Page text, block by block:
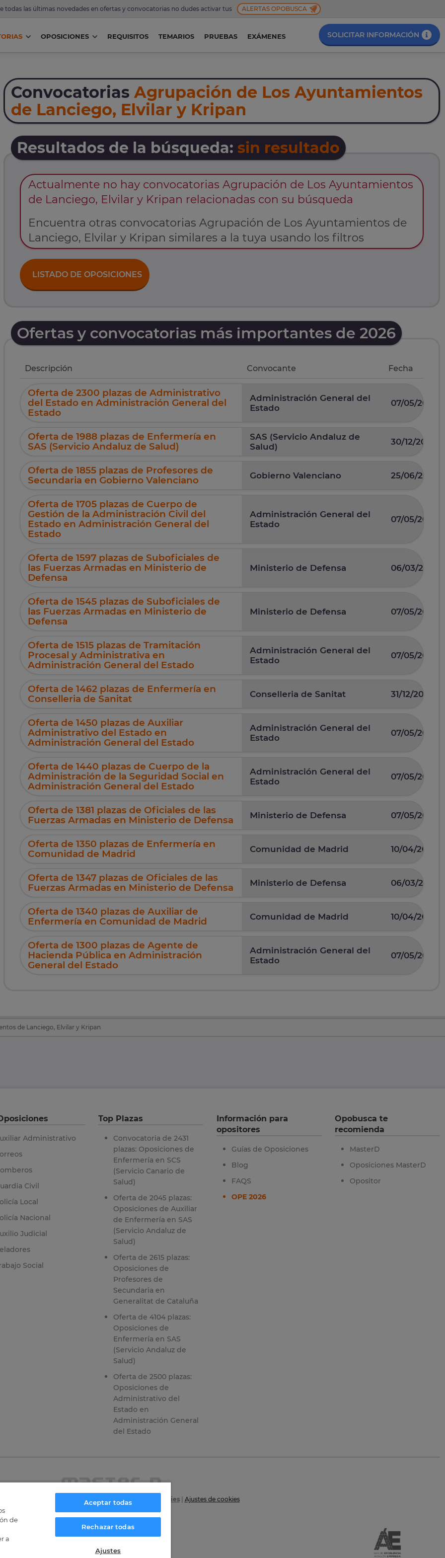
todas las últimas novedades en ofertas y convocatorias no dudes activar tus ALERTAS OPOBUSCA
OPOSICIONES REQUISITOS TEMARIOS PRUEBAS EXÁMENES SOLICITAR INFORMACIÓN
Convocatorias Agrupación de Los Ayuntamientos
de Lanciego, Elvilar y Kripan
Resultados de la búsqueda: sin resultado
Actualmente no hay convocatorias Agrupación de Los Ayuntamientos
de Lanciego, Elvilar y Kripan relacionadas con su búsqueda
Encuentra otras convocatorias Agrupación de Los Ayuntamientos de
Lanciego, Elvilar y Kripan similares a la tuya usando los filtros
LISTADO DE OPOSICIONES
Ofertas y convocatorias más importantes de 2026
Descripción Convocante Fecha
Oferta de 2300 plazas de Administrativo
del Estado en Administración General del
Estado
Administración General del
Estado
07/05/2026
Oferta de 1988 plazas de Enfermería en
SAS (Servicio Andaluz de Salud)
SAS (Servicio Andaluz de
Salud)
30/12/2025
Oferta de 1855 plazas de Profesores de
Secundaria en Gobierno Valenciano
Gobierno Valenciano 25/06/2026
Oferta de 1705 plazas de Cuerpo de
Gestión de la Administración Civil del
Estado en Administración General del
Estado
Administración General del
Estado
07/05/2026
Oferta de 1597 plazas de Suboficiales de
las Fuerzas Armadas en Ministerio de
Defensa
Ministerio de Defensa 06/03/2026
Oferta de 1545 plazas de Suboficiales de
las Fuerzas Armadas en Ministerio de
Defensa
Ministerio de Defensa 07/05/2025
Oferta de 1515 plazas de Tramitación
Procesal y Administrativa en
Administración General del Estado
Administración General del
Estado
07/05/2026
Oferta de 1462 plazas de Enfermería en
Conselleria de Sanitat
Conselleria de Sanitat 31/12/2025
Oferta de 1450 plazas de Auxiliar
Administrativo del Estado en
Administración General del Estado
Administración General del
Estado
07/05/2026
Oferta de 1440 plazas de Cuerpo de la
Administración de la Seguridad Social en
Administración General del Estado
Administración General del
Estado
07/05/2026
Oferta de 1381 plazas de Oficiales de las
Fuerzas Armadas en Ministerio de Defensa
Ministerio de Defensa 07/05/2025
Oferta de 1350 plazas de Enfermería en
Comunidad de Madrid
Comunidad de Madrid 10/04/2025
Oferta de 1347 plazas de Oficiales de las
Fuerzas Armadas en Ministerio de Defensa
Ministerio de Defensa 06/03/2026
Oferta de 1340 plazas de Auxiliar de
Enfermería en Comunidad de Madrid
Comunidad de Madrid 10/04/2025
Oferta de 1300 plazas de Agente de
Hacienda Pública en Administración
General del Estado
Administración General del
Estado
07/05/2026
de Lanciego, Elvilar y Kripan
Administrativo
Civil
Local
Nacional
Judicial
Social
Top Plazas
Convocatoria de 2431
plazas: Oposiciones de
Enfermería en SCS
(Servicio Canario de
Salud)
Oferta de 2045 plazas:
Oposiciones de Auxiliar
de Enfermería en SAS
(Servicio Andaluz de
Salud)
Oferta de 2615 plazas:
Oposiciones de
Profesores de
Secundaria en
Generalitat de Cataluña
Oferta de 4104 plazas:
Oposiciones de
Enfermería en SAS
(Servicio Andaluz de
Salud)
Oferta de 2500 plazas:
Oposiciones de
Administrativo del
Estado en
Administración General
del Estado
Información para
opositores
Guías de Oposiciones
Blog
FAQS
OPE 2026
Opobusca te
recomienda
MasterD
Oposiciones MasterD
Opositor
Política de privacidad| Política de Cookies| Ajustes de cookies
de
a
Aceptar todas
Rechazar todas
Ajustes